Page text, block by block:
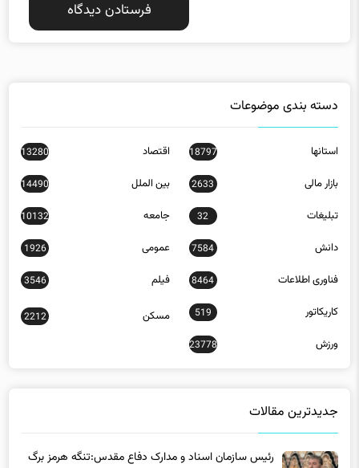
دسته بندی موضوعات
استانها 18797 اقتصاد 13280
بازار مالی 2633 بین الملل 14490
تبلیغات 32 جامعه 10132
دانش 7584 عمومی 1926
فناوری اطلاعات 8464 فیلم 3546
کاریکاتور 519 مسکن 2212
ورزش 23778
جدیدترین مقالات
رئیس سازمان اسناد و مدارک دفاع مقدس:تنگه هرمز برگ